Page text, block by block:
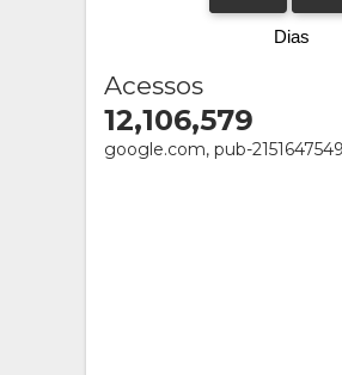
Acessos
12,106,579
google.com, pub-